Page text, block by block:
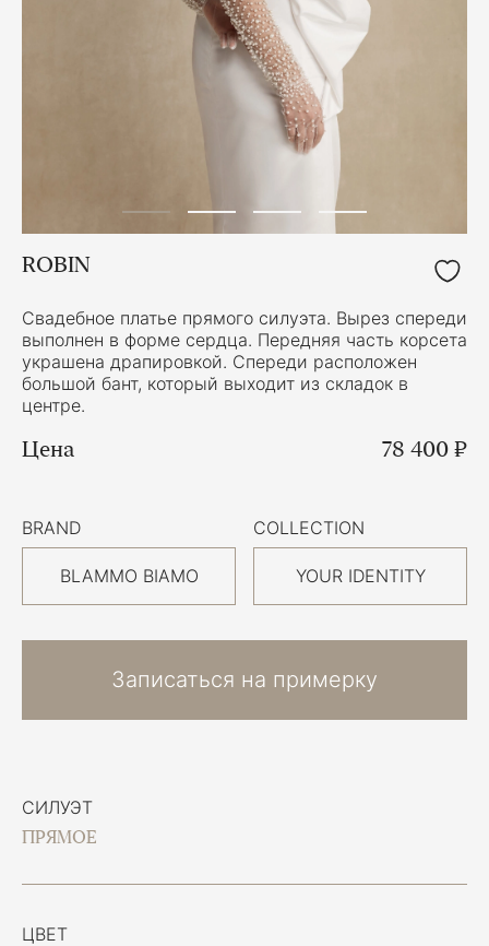
СИЛУЭТ
ПРЯМОЕ
ЦВЕТ
ROBIN
Свадебное платье прямого силуэта. Вырез спереди
выполнен в форме сердца. Передняя часть корсета
украшена драпировкой. Спереди расположен
большой бант, который выходит из складок в
центре.
Цена 78 400 ₽
BRAND
BLAMMO BIAMO
COLLECTION
YOUR IDENTITY
Записаться на примерку